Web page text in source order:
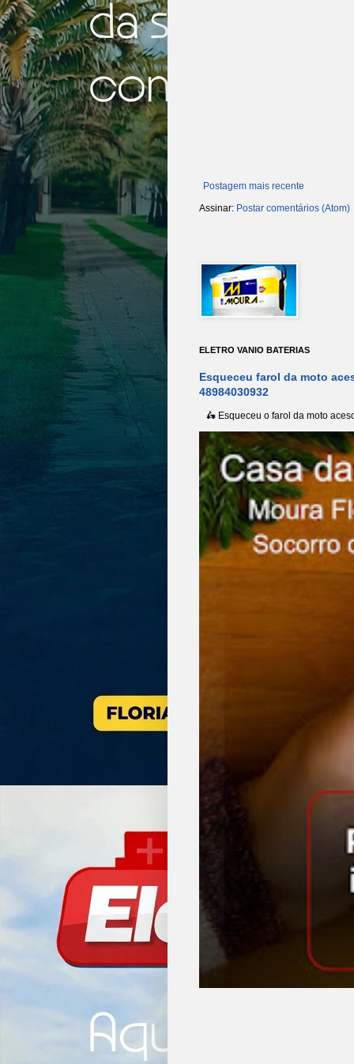
Postagem mais recente
Assinar: Postar comentários (Atom)
ELETRO VANIO BATERIAS
Esqueceu farol da moto
48984030932
🛵 Esqueceu o farol da moto